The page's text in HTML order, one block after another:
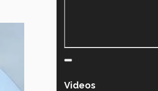
Videos